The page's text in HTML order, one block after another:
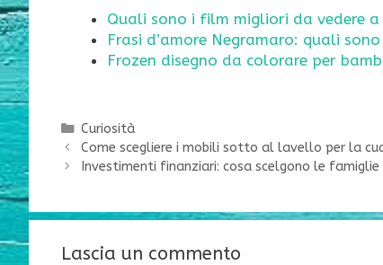
Quali sono i film migliori da vedere
Frasi d’amore Negramaro: quali
Frozen disegno da colorare per
Categorie
Curiosità
Come scegliere i mobili sotto al lavello per la
Investimenti finanziari: cosa scelgono le
Lascia un commento